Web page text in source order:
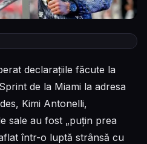
declarațiile făcute la
de la Miami la adresa
Kimi Antonelli,
sale au fost „puțin prea
într-o luptă strânsă cu